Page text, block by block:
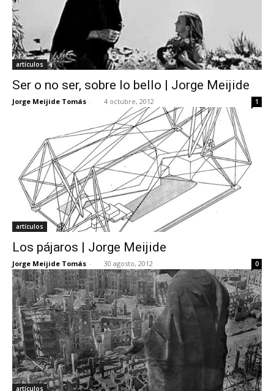
artículos
Ser o no ser, sobre lo bello | Jorge Meijide
Jorge Meijide Tomás - 4 octubre, 2012 1
artículos
Los pájaros | Jorge Meijide
Jorge Meijide Tomás - 30 agosto, 2012 0
artículos